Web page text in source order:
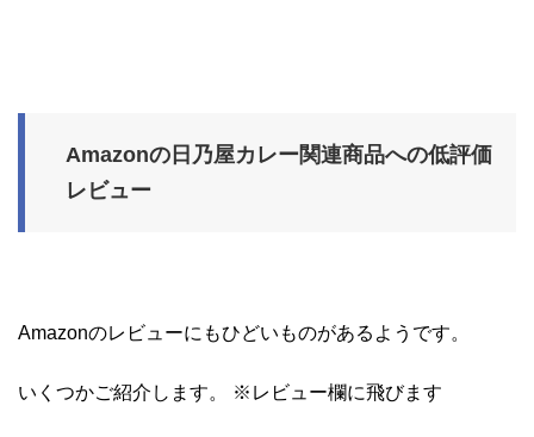
Amazonの日乃屋カレー関連商品への低評価
レビュー
Amazonのレビューにもひどいものがあるようです。
いくつかご紹介します。 ※レビュー欄に飛びます